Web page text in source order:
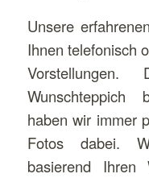
Unsere
Ihnen telefonisch
Wunschteppich
haben wir immer
Fotos dabei.
basierend Ihren